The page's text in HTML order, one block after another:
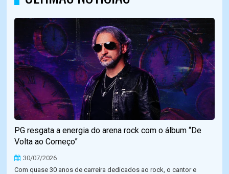
PG resgata a energia do arena rock com o álbum “De
Volta ao Começo”
30/07/2026
Com quase 30 anos de carreira dedicados ao rock, o cantor e